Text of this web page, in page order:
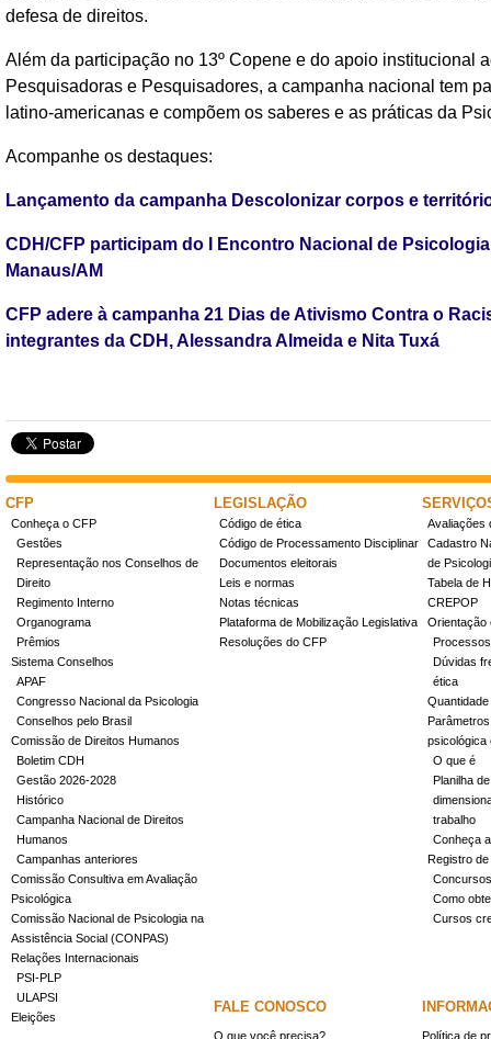
defesa de direitos.
Além da participação no 13º Copene e do apoio institucional
Pesquisadoras e Pesquisadores, a campanha nacional tem
latino-americanas e compõem os saberes e as práticas da
Acompanhe os destaques:
Lançamento da campanha Descolonizar corpos e
CDH/CFP participam do I Encontro Nacional de
Manaus/AM
CFP adere à campanha 21 Dias de Ativismo Contra o
integrantes da CDH, Alessandra Almeida e Nita Tuxá
CFP
Conheça o CFP
Gestões
Representação nos Conselhos de
Direito
Regimento Interno
Organograma
Prêmios
Sistema Conselhos
APAF
Congresso Nacional da Psicologia
Conselhos pelo Brasil
Comissão de Direitos Humanos
Boletim CDH
Gestão 2026-2028
Histórico
Campanha Nacional de Direitos
Humanos
Campanhas anteriores
Comissão Consultiva em Avaliação
Psicológica
Comissão Nacional de Psicologia na
Assistência Social (CONPAS)
Relações Internacionais
PSI-PLP
ULAPSI
Eleições
LEGISLAÇÃO
Código de ética
Código de Processamento Disciplinar
Documentos eleitorais
Leis e normas
Notas técnicas
Plataforma de Mobilização Legislativa
Resoluções do CFP
Avaliações
Cadastro
de
Tabela de
CREPOP
Orientação
Dúvidas
ética
psicológica
O que é
Planilha
trabalho
Conheça
Registro
Concursos
Como
Cursos
FALE CONOSCO
O que você precisa? Política de